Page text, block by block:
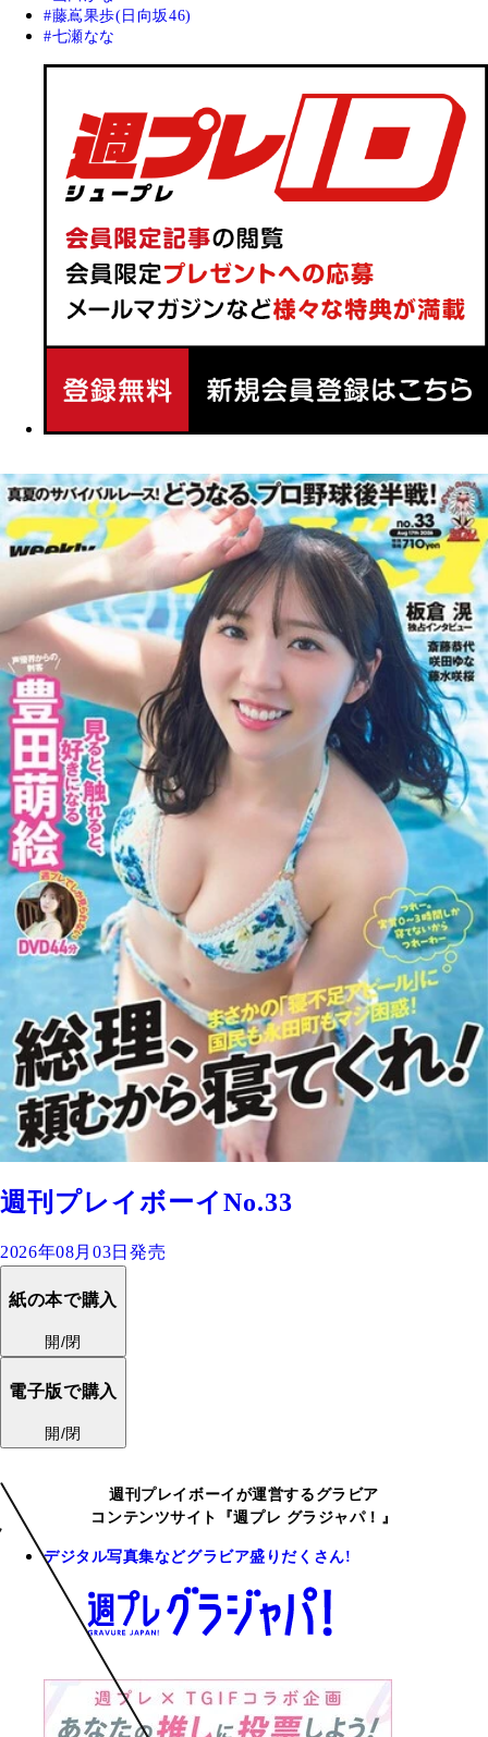
藤嶌果歩(日向坂46)
七瀬なな
週刊プレイボーイNo.33
2026年08月03日発売
紙の本で購入
開/閉
電子版で購入
開/閉
週刊プレイボーイが運営するグラビア
コンテンツサイト『週プレ グラジャパ！』
デジタル写真集などグラビア盛りだくさん!